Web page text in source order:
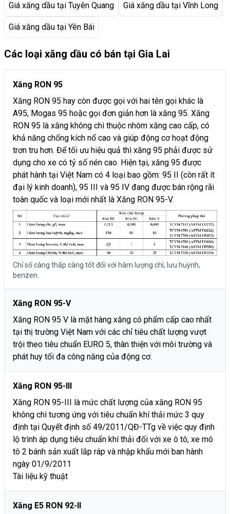
Giá xăng dầu tại Tuyên Quang Giá xăng dầu tại Vĩnh Long
Giá xăng dầu tại Yên Bái
Các loại xăng dầu có bán tại Gia Lai
Xăng RON 95
Xăng RON 95 hay còn được gọi với hai tên gọi khác là
A95, Mogas 95 hoặc gọi đơn giản hơn là xăng 95. Xăng
RON 95 là xăng không chì thuộc nhóm xăng cao cấp, có
khả năng chống kích nổ cao và giúp động cơ hoạt động
trơn tru hơn. Để tối ưu hiệu quả thì xăng 95 phải được sử
dụng cho xe có tỷ số nén cao. Hiện tại, xăng 95 được
phát hành tại Việt Nam có 4 loại bao gồm: 95 II (còn rất ít
đại lý kinh doanh), 95 III và 95 IV đang được bán rộng rãi
toàn quốc và loại mới nhất là Xăng RON 95-V.
Chỉ số càng thấp càng tốt đối với hàm lượng chì, lưu huỳnh,
benzen.
Xăng RON 95-V
Xăng RON 95 V là mặt hàng xăng có phẩm cấp cao nhất
tại thị trường Việt Nam với các chỉ tiêu chất lượng vượt
trội theo tiêu chuẩn EURO 5, thân thiện với môi trường và
phát huy tối đa công năng của động cơ.
Xăng RON 95-III
Xăng RON 95-III là mức chất lượng của xăng RON 95
không chì tương ứng với tiêu chuẩn khí thải mức 3 quy
định tại Quyết định số 49/2011/QĐ-TTg về việc quy định
lộ trình áp dụng tiêu chuẩn khí thải đối với xe ô tô, xe mô
tô 2 bánh sản xuất lắp ráp và nhập khẩu mới ban hành
ngày 01/9/2011
Tài liệu kỹ thuật
Xăng E5 RON 92-II